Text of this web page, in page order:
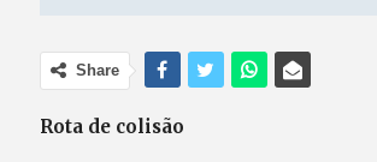
Share
Rota de colisão